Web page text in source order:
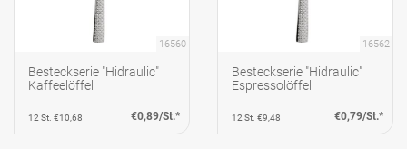
16560
Besteckserie "Hidraulic"
Kaffeelöffel
12 St. €10,68 €0,89/St.*
16562
Besteckserie "Hidraulic"
Espressolöffel
12 St. €9,48 €0,79/St.*